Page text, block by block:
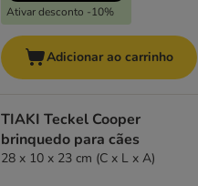
Ativar desconto -10%
Adicionar ao carrinho
TIAKI Teckel Cooper
brinquedo para cães
28 x 10 x 23 cm (C x L x A)